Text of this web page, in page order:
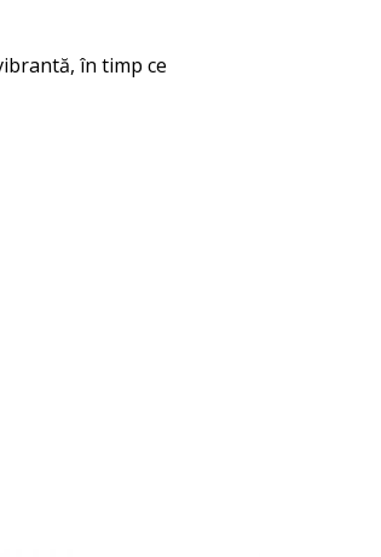
în timp ce